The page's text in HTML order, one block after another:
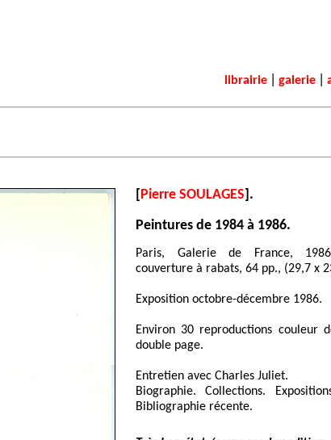
librairie galerie
[Pierre SOULAGES].
Peintures de 1984 à 1986.
Paris, Galerie de France,
couverture à rabats, 64 pp., (29,7 x
Exposition octobre-décembre 1986.
Environ 30 reproductions couleur
double page.
Entretien avec Charles Juliet.
Biographie. Collections.
Bibliographie récente.